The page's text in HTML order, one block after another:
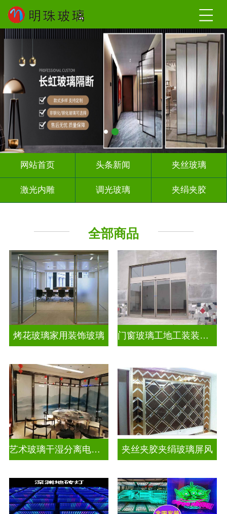
网站首页 头条新闻 夹丝玻璃
激光内雕 调光玻璃 夹绢夹胶
全部商品
烤花玻璃家用装饰玻璃 门窗玻璃工地工装装饰玻璃
艺术玻璃干湿分离电视玻璃背景墙 夹丝夹胶夹绢玻璃屏风